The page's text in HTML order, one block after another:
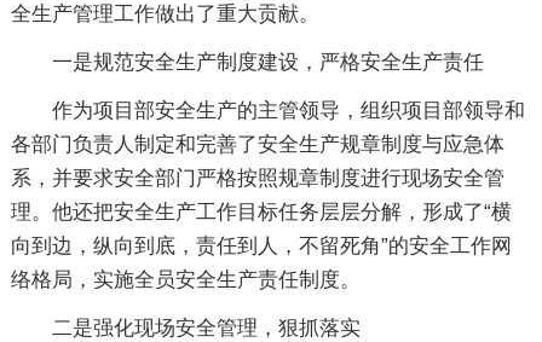
全生产管理工作做出了重大贡献。
一是规范安全生产制度建设，严格安全生产责任
作为项目部安全生产的主管领导，组织项目部领导和
各部门负责人制定和完善了安全生产规章制度与应急体
系，并要求安全部门严格按照规章制度进行现场安全管
理。他还把安全生产工作目标任务层层分解，形成了“横
向到边，纵向到底，责任到人，不留死角”的安全工作网
络格局，实施全员安全生产责任制度。
二是强化现场安全管理，狠抓落实